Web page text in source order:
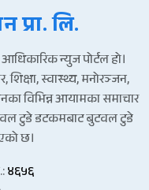
लि.
न्युज पोर्टल हो।
शिक्षा, स्वास्थ्य, मनोरञ्जन,
विभिन्न आयामका समाचार
टुडे डटकमबाट बुटवल टुडे
छ।
४६५६